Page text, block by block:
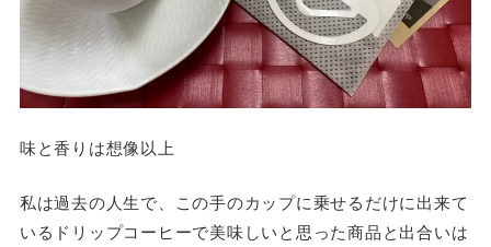
味と香りは想像以上
私は過去の人生で、この手のカップに乗せるだけに出来て
いるドリップコーヒーで美味しいと思った商品と出合いは